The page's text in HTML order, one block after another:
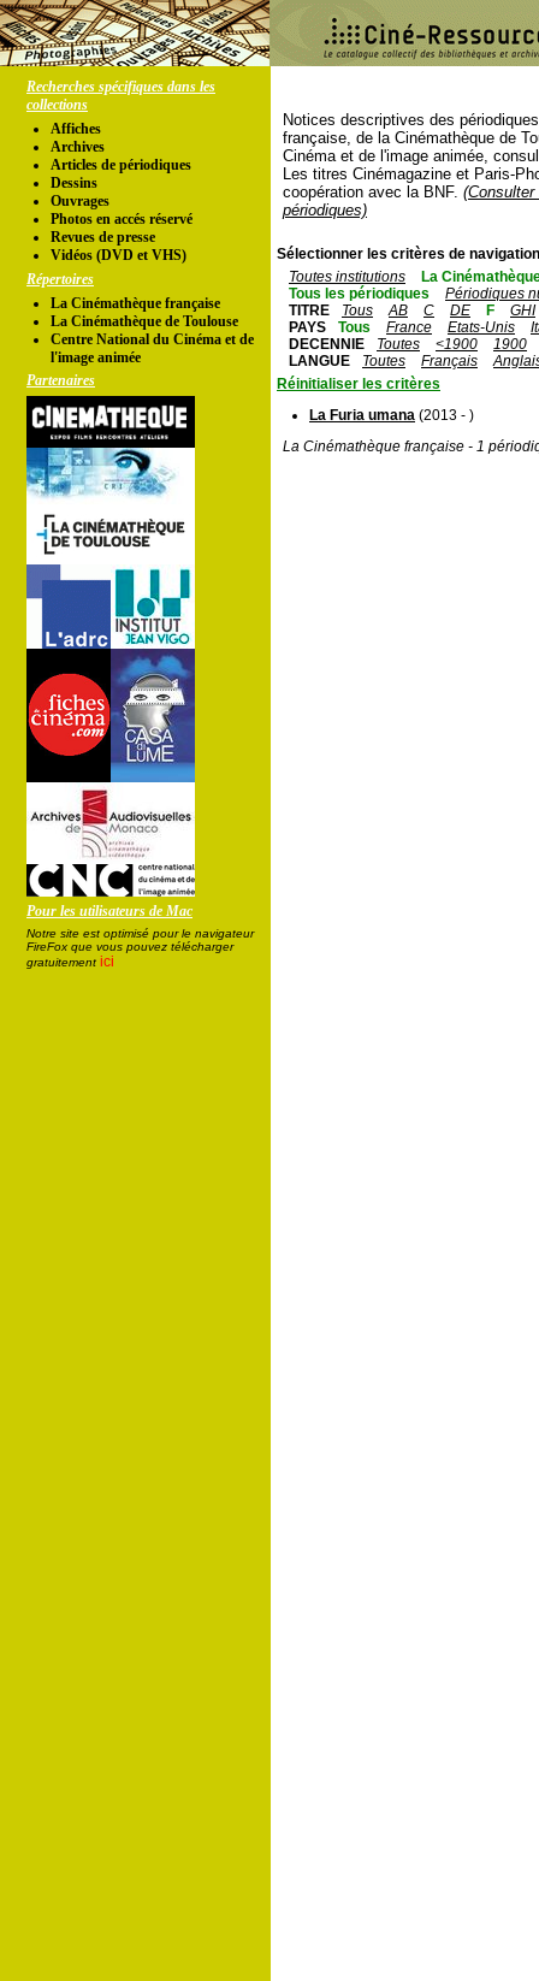
Recherches spécifiques dans les
collections
Affiches
Archives
Articles de périodiques
Dessins
Ouvrages
Photos en accés réservé
Revues de presse
Vidéos (DVD et VHS)
Répertoires
La Cinémathèque française
La Cinémathèque de Toulouse
Centre National du Cinéma et de
l'image animée
Partenaires
Pour les utilisateurs de Mac
Notre site est optimisé pour le navigateur
FireFox que vous pouvez télécharger
gratuitement ici
Notices descriptives des
française, de la Cinémathèque de
Cinéma et de l'image animée,
Les titres Cinémagazine et Paris-
coopération avec la BNF.
périodiques)
Sélectionner les critères de
Toutes institutions
La
Tous les périodiques
Périodiques
TITRE
Tous AB C DE F
GHI
PAYS
Tous France Etats-Unis
DECENNIE
Toutes <1900
1900
LANGUE
Toutes Français
Réinitialiser les critères
La Furia umana (2013 - )
La Cinémathèque française - 1